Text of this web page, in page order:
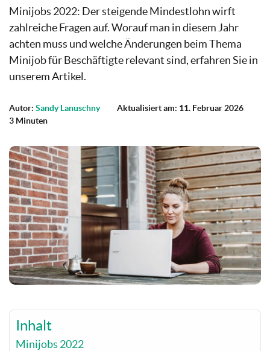
Minijobs 2022: Der steigende Mindestlohn wirft
zahlreiche Fragen auf. Worauf man in diesem Jahr
achten muss und welche Änderungen beim Thema
Minijob für Beschäftigte relevant sind, erfahren Sie in
unserem Artikel.
Autor: Sandy Lanuschny
Aktualisiert am: 11. Februar 2026
3 Minuten
Inhalt
Minijobs 2022